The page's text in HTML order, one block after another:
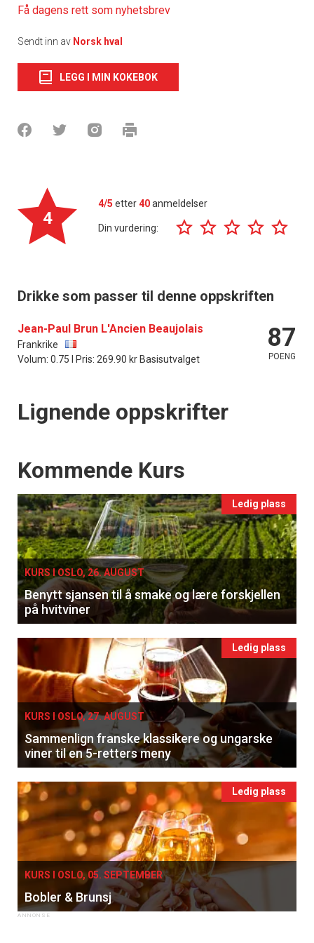
Få dagens rett som nyhetsbrev
Sendt inn av Norsk hval
LEGG I MIN KOKEBOK
4
4/5 etter40anmeldelser
Din vurdering:
Drikke som passer til denne oppskriften
Jean-Paul Brun L'Ancien Beaujolais
Frankrike
Volum: 0.75 l Pris: 269.90 kr Basisutvalget
87
POENG
Lignende oppskrifter
Events
Kommende Kurs
Ledig plass
KURS I OSLO, 26. AUGUST
Benytt sjansen til å smake og lære forskjellen
på hvitviner
Ledig plass
KURS I OSLO, 27. AUGUST
Sammenlign franske klassikere og ungarske
viner til en 5-retters meny
Ledig plass
KURS I OSLO, 05. SEPTEMBER
Bobler & Brunsj